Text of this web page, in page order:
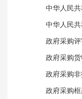
中华人民共
中华人民共
政府采购评
政府采购货
政府采购非
政府采购框